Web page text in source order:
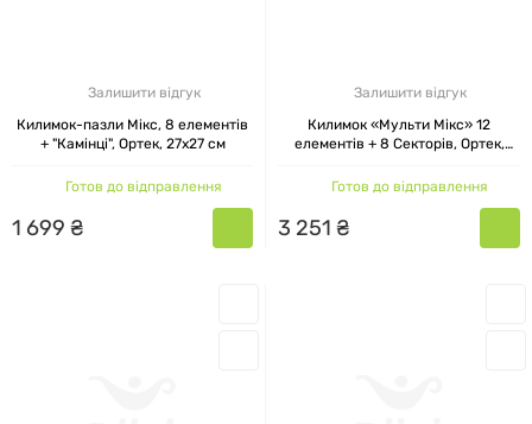
Залишити відгук
Килимок-пазли Мікс, 8 елементів
+ "Камінці", Ортек, 27x27 см
Готов до відправлення
1 699 ₴
Залишити відгук
Килимок «Мульти Мікс» 12
елементів + 8 Секторів, Ортек,
Готов до відправлення
3 251 ₴